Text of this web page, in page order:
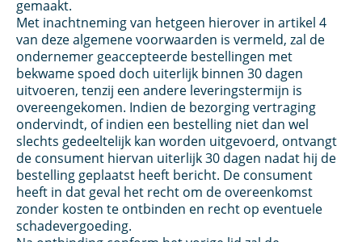
gemaakt.
Met inachtneming van hetgeen hierover in artikel 4
van deze algemene voorwaarden is vermeld, zal de
ondernemer geaccepteerde bestellingen met
bekwame spoed doch uiterlijk binnen 30 dagen
uitvoeren, tenzij een andere leveringstermijn is
overeengekomen. Indien de bezorging vertraging
ondervindt, of indien een bestelling niet dan wel
slechts gedeeltelijk kan worden uitgevoerd, ontvangt
de consument hiervan uiterlijk 30 dagen nadat hij de
bestelling geplaatst heeft bericht. De consument
heeft in dat geval het recht om de overeenkomst
zonder kosten te ontbinden en recht op eventuele
schadevergoeding.